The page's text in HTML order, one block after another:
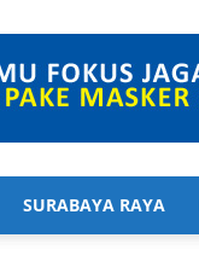
SURABAYA RAYA